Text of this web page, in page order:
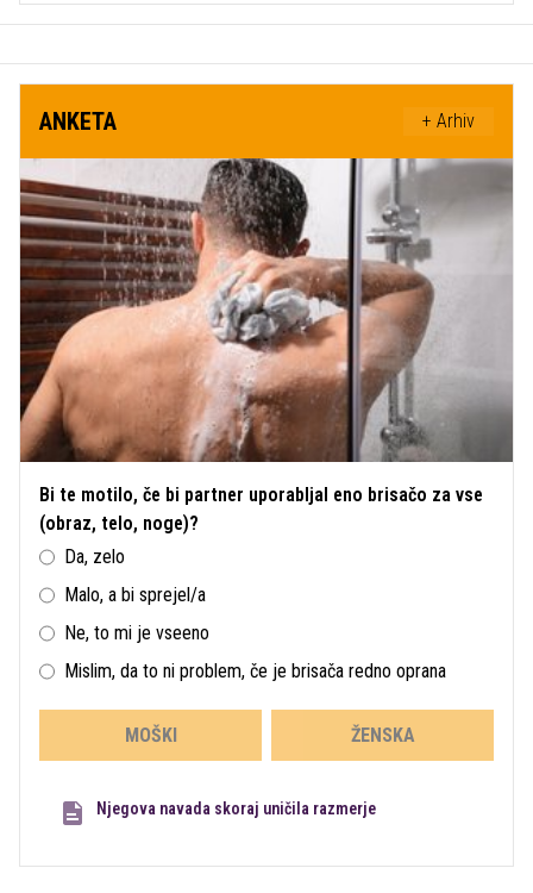
ANKETA + Arhiv
Bi te motilo, če bi partner uporabljal eno brisačo za vse
(obraz, telo, noge)?
Da, zelo
Malo, a bi sprejel/a
Ne, to mi je vseeno
Mislim, da to ni problem, če je brisača redno oprana
MOŠKI ŽENSKA
Njegova navada skoraj uničila razmerje